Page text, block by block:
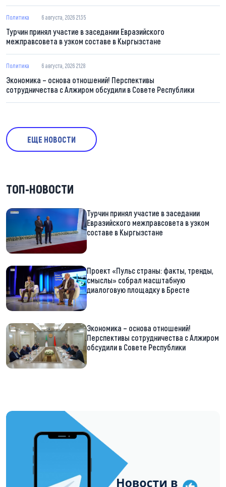
Политика 6 августа, 2026 21:35
Турчин принял участие в заседании Евразийского
межправсовета в узком составе в Кыргызстане
Политика 6 августа, 2026 21:28
Экономика – основа отношений! Перспективы
сотрудничества с Алжиром обсудили в Совете Республики
ЕЩЕ НОВОСТИ
ТОП-НОВОСТИ
Турчин принял участие в заседании
Евразийского межправсовета в узком
составе в Кыргызстане
Проект «Пульс страны: факты, тренды,
смыслы» собрал масштабную
диалоговую площадку в Бресте
Экономика – основа отношений!
Перспективы сотрудничества с Алжиром
обсудили в Совете Республики
https://t.me/minskctvby